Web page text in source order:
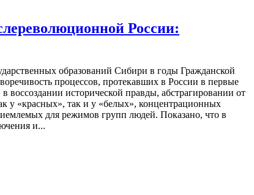
России:
образований Сибири в годы Гражданской
процессов, протекавших в России в первые
воссоздании исторической правды, абстрагировании от
у «красных», так и у «белых», концентрационных
для режимов групп людей. Показано, что в
и...